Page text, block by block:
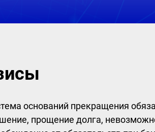
оснований прекращения
прощение долга,